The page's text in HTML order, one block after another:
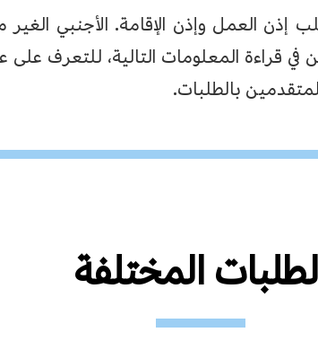
العمل وإذن الإقامة. الأجنبي
في قراءة المعلومات التالية، للتعرف
بالطلبات.
المختلفة